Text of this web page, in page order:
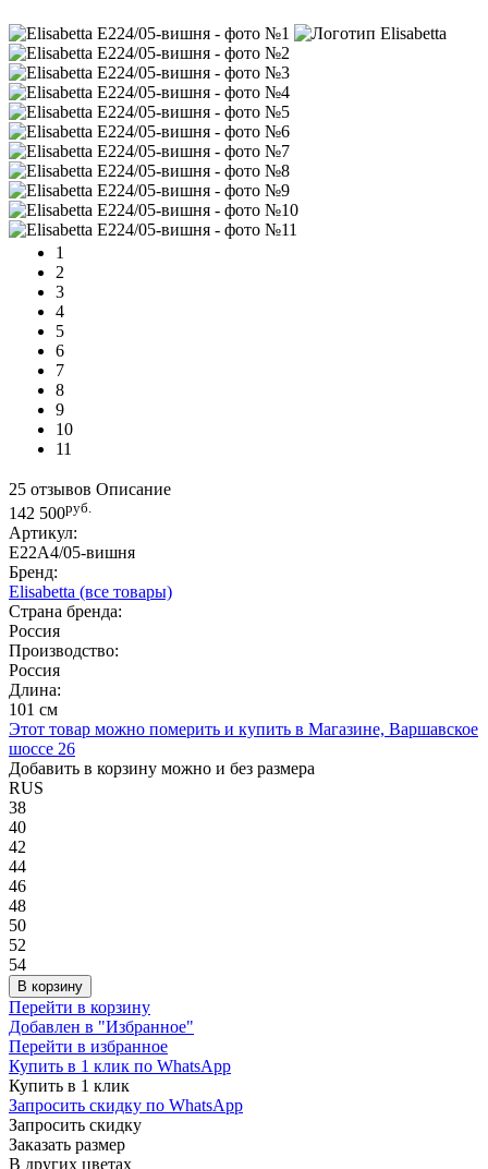
1
2
3
4
5
6
7
8
9
10
11
25 отзывов Описание
142 500руб.
Артикул:
E22A4/05-вишня
Бренд:
Elisabetta (все товары)
Страна бренда:
Россия
Производство:
Россия
Длина:
101 см
Этот товар можно померить и купить в Магазине, Варшавское
шоссе 26
Добавить в корзину можно и без размера
RUS
38
40
42
44
46
48
50
52
54
В корзину
Перейти в корзину
Добавлен в "Избранное"
Перейти в избранное
Купить в 1 клик по WhatsApp
Купить в 1 клик
Запросить скидку по WhatsApp
Запросить скидку
Заказать размер
В других цветах